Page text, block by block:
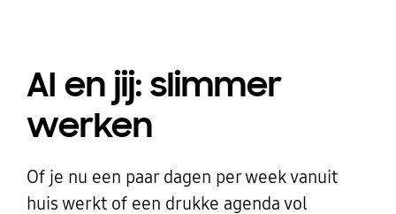
AI en jij: slimmer
werken
Of je nu een paar dagen per week vanuit
huis werkt of een drukke agenda vol